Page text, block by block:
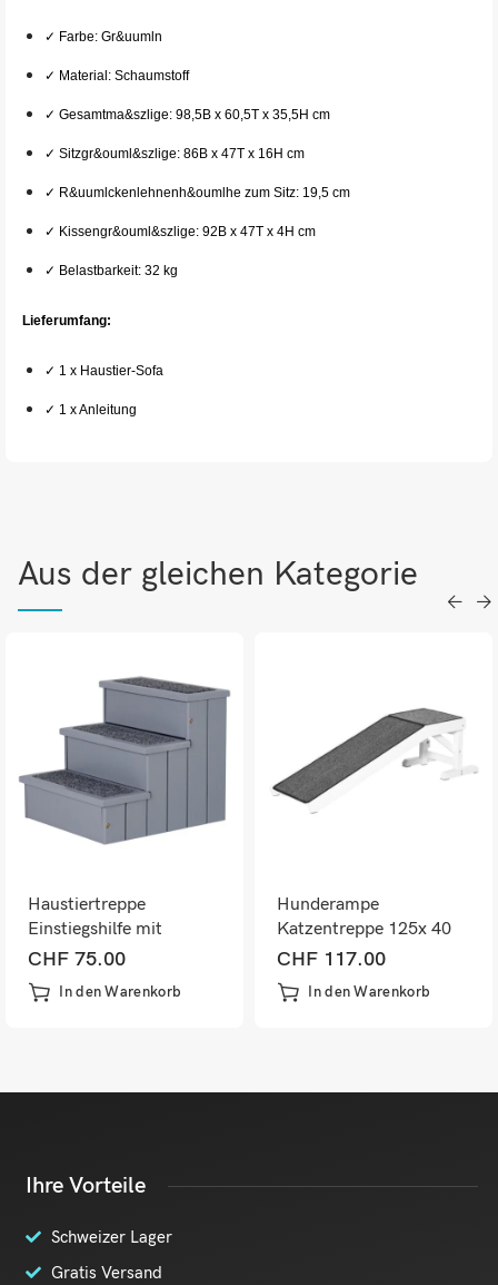
✓ Farbe: Gr&uumln
✓ Material: Schaumstoff
✓ Gesamtma&szlige: 98,5B x 60,5T x 35,5H cm
✓ Sitzgr&ouml&szlige: 86B x 47T x 16H cm
✓ R&uumlckenlehnenh&oumlhe zum Sitz: 19,5 cm
✓ Kissengr&ouml&szlige: 92B x 47T x 4H cm
✓ Belastbarkeit: 32 kg
Lieferumfang:
✓ 1 x Haustier-Sofa
✓ 1 x Anleitung
Aus der gleichen Kategorie
Haustiertreppe
Einstiegshilfe mit
Stauraum 40,5 x 44,5 x
38 cm
CHF 75.00
In den Warenkorb
Hunderampe
Katzentreppe 125x 40
x35 cm
CHF 117.00
In den Warenkorb
Ihre Vorteile
Schweizer Lager
Gratis Versand